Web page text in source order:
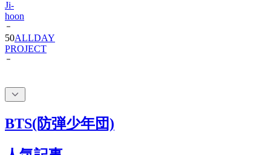
50ALLDAY
PROJECT
BTS(防弾少年団)